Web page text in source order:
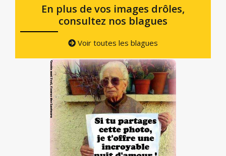
En plus de vos images drôles,
consultez nos blagues
Voir toutes les blagues